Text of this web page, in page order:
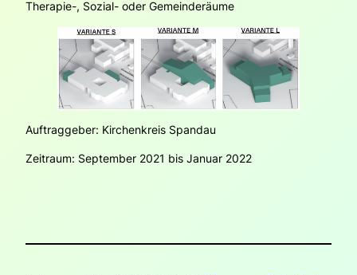
Therapie-, Sozial- oder Gemeinderäume
Auftraggeber: Kirchenkreis Spandau
Zeitraum: September 2021 bis Januar 2022